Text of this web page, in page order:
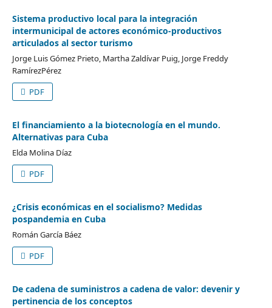
Sistema productivo local para la integración
intermunicipal de actores económico-productivos
articulados al sector turismo
Jorge Luis Gómez Prieto, Martha Zaldívar Puig, Jorge Freddy
RamírezPérez
PDF
El financiamiento a la biotecnología en el mundo.
Alternativas para Cuba
Elda Molina Díaz
PDF
¿Crisis económicas en el socialismo? Medidas
pospandemia en Cuba
Román García Báez
PDF
De cadena de suministros a cadena de valor: devenir y
pertinencia de los conceptos